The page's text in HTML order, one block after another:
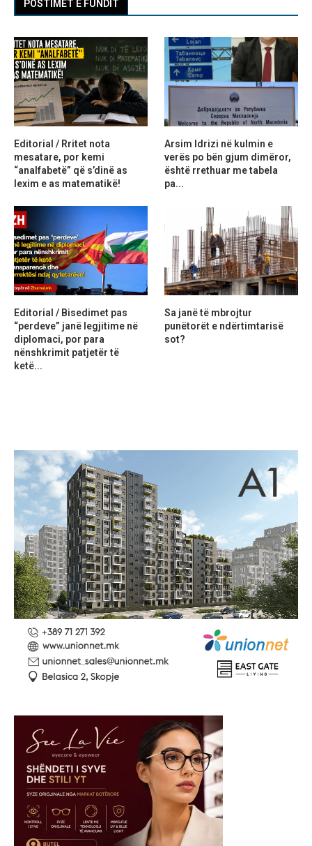
POSTIMET E FUNDIT
Editorial / Rritet nota
mesatare, por kemi
“analfabetë” që s’dinë as
lexim e as matematikë!
Arsim Idrizi në kulmin e
verës po bën gjum dimëror,
është rrethuar me tabela
pa...
Editorial / Bisedimet pas
“perdeve” janë legjitime në
diplomaci, por para
nënshkrimit patjetër të
ketë...
Sa janë të mbrojtur
punëtorët e ndërtimtarisë
sot?